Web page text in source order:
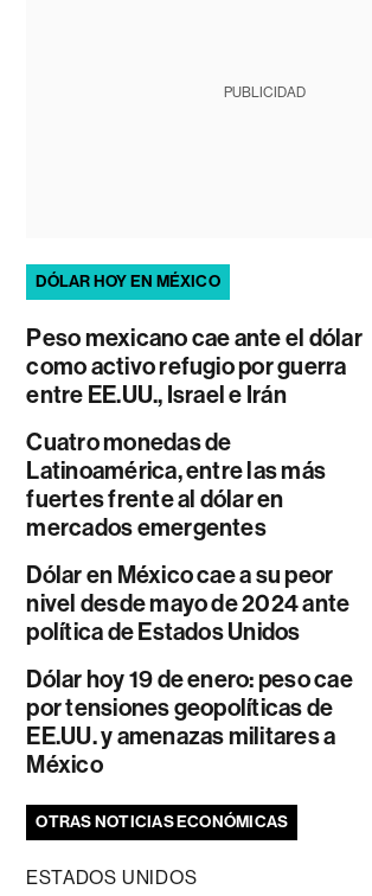
PUBLICIDAD
DÓLAR HOY EN MÉXICO
Peso mexicano cae ante el dólar
como activo refugio por guerra
entre EE.UU., Israel e Irán
Cuatro monedas de
Latinoamérica, entre las más
fuertes frente al dólar en
mercados emergentes
Dólar en México cae a su peor
nivel desde mayo de 2024 ante
política de Estados Unidos
Dólar hoy 19 de enero: peso cae
por tensiones geopolíticas de
EE.UU. y amenazas militares a
México
OTRAS NOTICIAS ECONÓMICAS
ESTADOS UNIDOS